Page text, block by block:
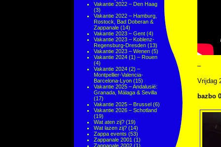
Vakantie 2022 – Den Haag
(3)
Vakantie 2022 – Hamburg,
Rostock, Bad Doberan &
Zappanale (14)
Vakantie 2023 – Gent (4)
Vakantie 2023 – Koblenz-
Regensburg-Dresden (13)
Vakantie 2023 – Wenen (5)
Vakantie 2024 (1) – Rouen
(4)
Vakantie 2024 (2) –
Montpellier-Valencia-
Barcelona-Lyon (15)
Vakantie 2025 – Andalusië:
Granada, Málaga & Sevilla
(17)
Vakantie 2025 – Brussel (6)
Vakantie 2026 – Schotland
(19)
Wat aten zij? (19)
Wat lazen zij? (14)
Zappa events (53)
Zappanale 2001 (1)
Zappanale 2002 (1)
–
Vrijdag
bazbo